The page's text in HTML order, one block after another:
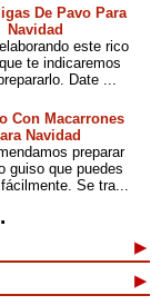
De Pavo Para
Navidad
este rico
te indicaremos
Date ...
Con Macarrones
Navidad
preparar
guiso que puedes
Se tra...